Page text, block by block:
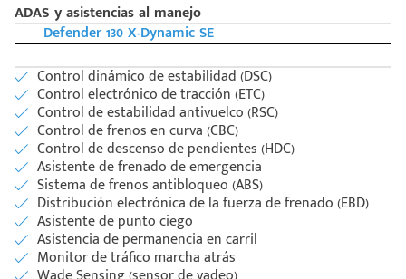
ADAS y asistencias al manejo
Defender 130 X-Dynamic SE
Control dinámico de estabilidad (DSC)
Control electrónico de tracción (ETC)
Control de estabilidad antivuelco (RSC)
Control de frenos en curva (CBC)
Control de descenso de pendientes (HDC)
Asistente de frenado de emergencia
Sistema de frenos antibloqueo (ABS)
Distribución electrónica de la fuerza de frenado (EBD)
Asistente de punto ciego
Asistencia de permanencia en carril
Monitor de tráfico marcha atrás